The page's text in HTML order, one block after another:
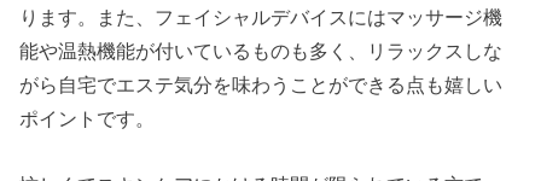
ります。また、フェイシャルデバイスにはマッサージ機
能や温熱機能が付いているものも多く、リラックスしな
がら自宅でエステ気分を味わうことができる点も嬉しい
ポイントです。